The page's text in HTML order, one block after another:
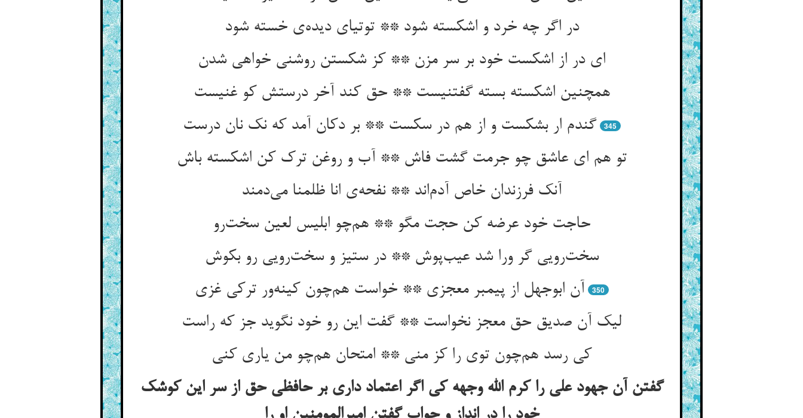
در اگر چه خرد و اشکسته شود ** توتیای دیده‌ی خسته شود
ای در از اشکست خود بر سر مزن ** کز شکستن روشنی خواهی شدن
همچنین اشکسته بسته گفتنیست ** حق کند آخر درستش کو غنیست
گندم ار بشکست و از هم در سکست ** بر دکان آمد که نک نان درست
345
تو هم ای عاشق چو جرمت گشت فاش ** آب و روغن ترک کن اشکسته باش
آنک فرزندان خاص آدم‌اند ** نفحه‌ی انا ظلمنا می‌دمند
حاجت خود عرضه کن حجت مگو ** هم‌چو ابلیس لعین سخت‌رو
سخت‌رویی گر ورا شد عیب‌پوش ** در ستیز و سخت‌رویی رو بکوش
آن ابوجهل از پیمبر معجزی ** خواست هم‌چون کینه‌ور ترکی غزی
350
لیک آن صدیق حق معجز نخواست ** گفت این رو خود نگوید جز که راست
کی رسد هم‌چون توی را کز منی ** امتحان هم‌چو من یاری کنی
گفتن آن جهود علی را کرم الله وجهه کی اگر اعتماد داری بر حافظی حق از سر این کوشک